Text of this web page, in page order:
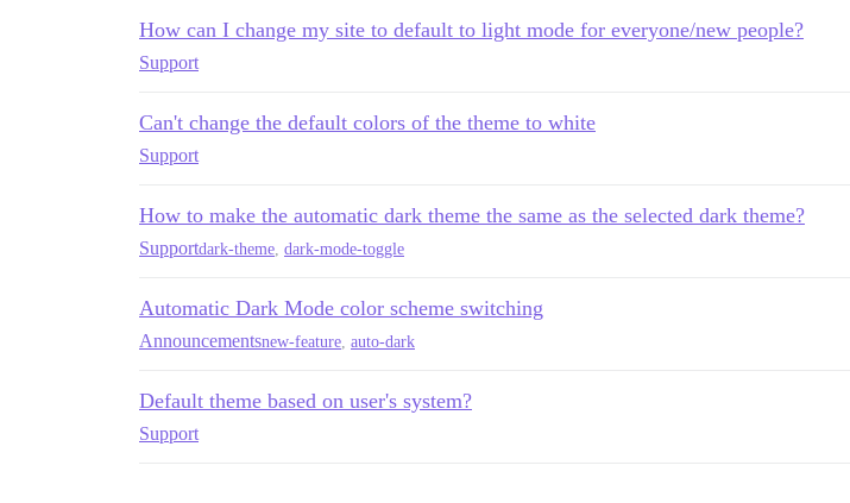
How can I change my site to default to light mode for everyone/new people?
Support
Can't change the default colors of the theme to white
Support
How to make the automatic dark theme the same as the selected dark theme?
Supportdark-theme dark-mode-toggle
Automatic Dark Mode color scheme switching
Announcementsnew-feature auto-dark
Default theme based on user's system?
Support